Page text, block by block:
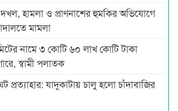
হামলা ও প্রাণনাশের হুমকির অভিযোগে
মামলা
নামে ৩ কোটি ৬০ লাখ কোটি টাকা
স্বামী পলাতক
প্রত্যাহার: যাদুকাটায় চালু হলো চাঁদাবাজির